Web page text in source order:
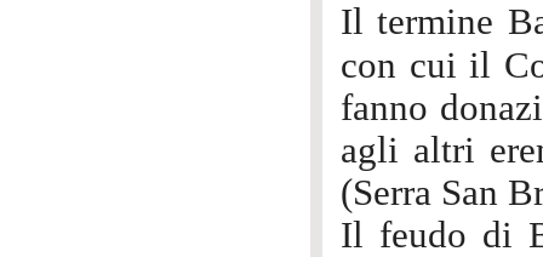
Il termine
con cui il
fanno
agli altri
(Serra San
Il feudo di